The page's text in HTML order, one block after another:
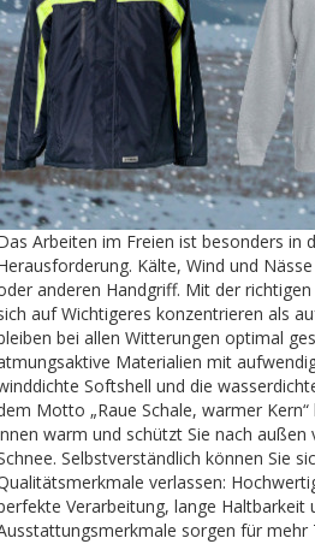
Arbeiten im Freien ist besonders in
Kälte, Wind und
anderen Handgriff. Mit der
auf Wichtigeres konzentrieren als
bei allen Witterungen optimal
Materialien mit
Softshell und die
Motto „Raue Schale, warmer
warm und schützt Sie nach außen
Selbstverständlich können Sie
verlassen:
Verarbeitung, lange Haltbarkeit
sorgen für